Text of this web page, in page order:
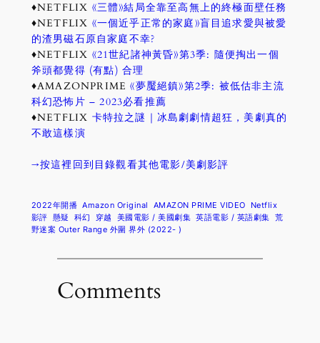
♦NETFLIX 《三體》結局全靠至高無上的終極面壁任務
♦NETFLIX 《一個近乎正常的家庭》盲目追求愛與被愛
的渣男磁石原自家庭不幸?
♦NETFLIX 《21世紀諸神黃昏》第3季: 隨便掏出一個
斧頭都覺得 (有點) 合理
♦AMAZONPRIME《夢魘絕鎮》第2季: 被低估非主流
科幻恐怖片 – 2023必看推薦
♦NETFLIX 卡特拉之謎｜冰島劇劇情超狂，美劇真的
不敢這樣演
→按這裡回到目錄觀看其他電影/美劇影評
2022年開播 Amazon Original AMAZON PRIME VIDEO
Netflix
影評 懸疑 科幻 穿越 美國電影 / 美國劇集 英語電影 / 英語劇集 荒
野迷案 Outer Range 外圍 界外 (2022- )
Comments